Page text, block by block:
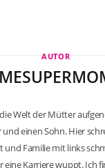
AUTOR
Welt der Mütter
und einen Sohn. Hier
und Familie mit links
eine Karriere wuppt. Ich